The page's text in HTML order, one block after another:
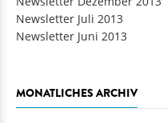
Newsletter Juli 2013
Newsletter Juni 2013